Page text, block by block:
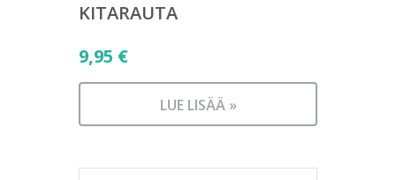
KITARAUTA
9,95 €
LUE LISÄÄ »